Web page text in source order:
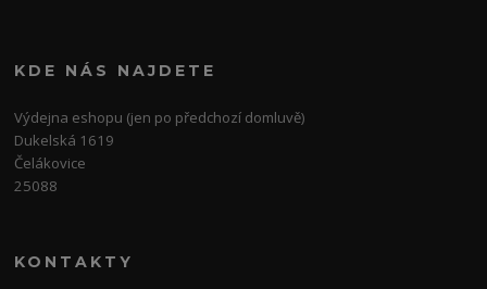
KDE NÁS NAJDETE
Výdejna eshopu (jen po předchozí domluvě)
Dukelská 1619
Čelákovice
25088
KONTAKTY